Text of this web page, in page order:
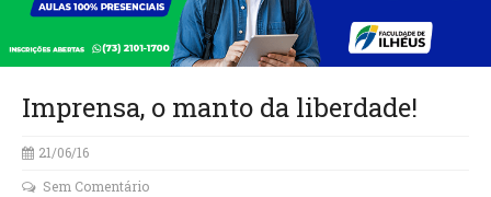
Imprensa, o manto da liberdade!
21/06/16
Sem Comentário